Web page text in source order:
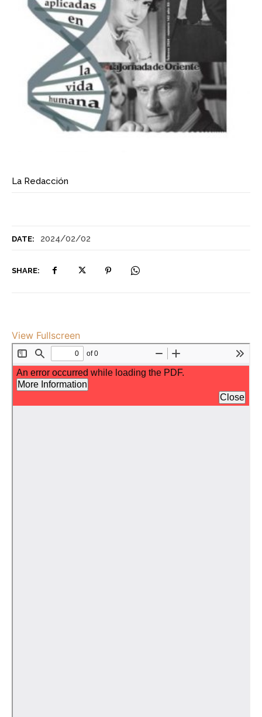
DATE: 2024/02/02
SHARE:
La Redacción
View Fullscreen